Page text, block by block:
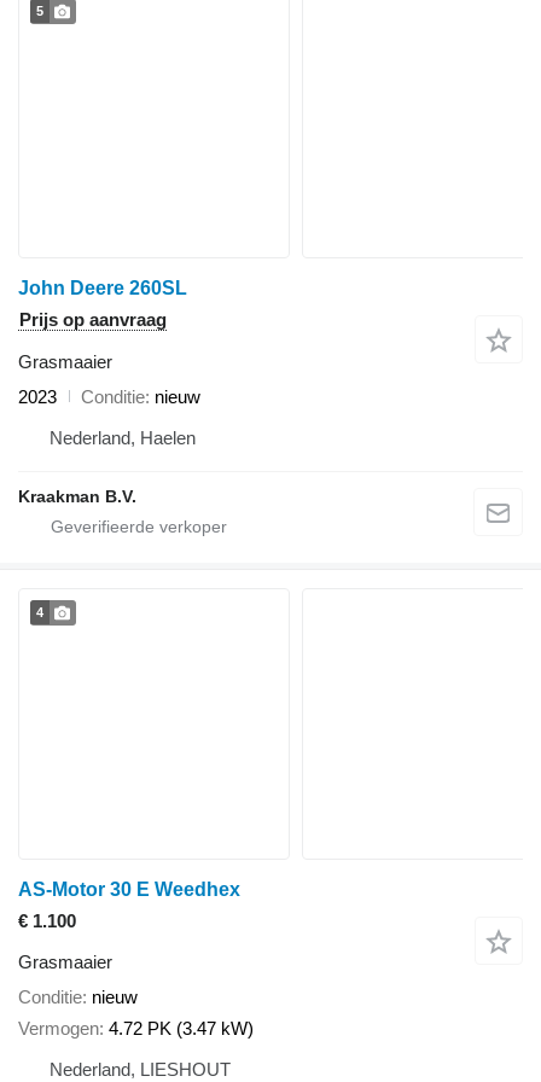
5
John Deere 260SL
Prijs op aanvraag
Grasmaaier
2023
Conditie nieuw
Nederland, Haelen
Kraakman B.V.
4
AS-Motor 30 E Weedhex
€ 1.100
Grasmaaier
Conditie nieuw
Vermogen 4.72 PK (3.47 kW)
Nederland, LIESHOUT